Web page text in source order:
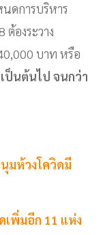
ดการบริหาร
ต้องระวาง
บาท หรือ
เป็นต้นไป จนกว่า
มห้วงโควิดมี
เพิ่มอีก 11 แห่ง